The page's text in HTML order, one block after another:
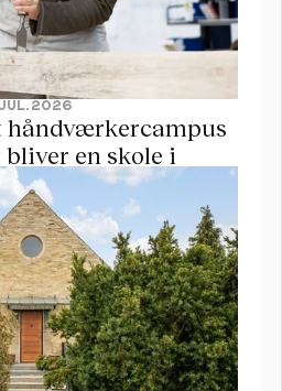
2026
en skole i